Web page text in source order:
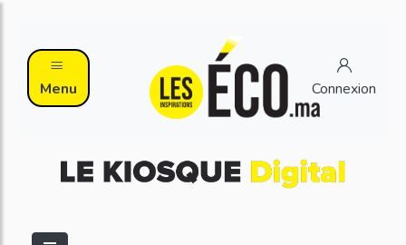
Menu Connexion